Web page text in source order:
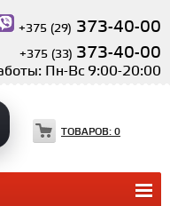
+375 (29) 373-40-00
+375 (33) 373-40-00
Пн-Вс 9:00-20:00
ТОВАРОВ: 0